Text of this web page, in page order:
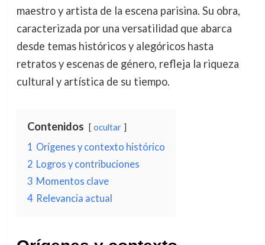
maestro y artista de la escena parisina. Su obra,
caracterizada por una versatilidad que abarca
desde temas históricos y alegóricos hasta
retratos y escenas de género, refleja la riqueza
cultural y artística de su tiempo.
Contenidos ocultar
1 Orígenes y contexto histórico
2 Logros y contribuciones
3 Momentos clave
4 Relevancia actual